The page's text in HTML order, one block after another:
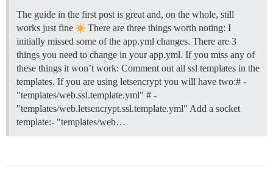
The guide in the first post is great and, on the whole, still
works just fine
There are three things worth noting: I
initially missed some of the app.yml changes. There are 3
things you need to change in your app.yml. If you miss any of
these things it won’t work: Comment out all ssl templates in the
templates. If you are using letsencrypt you will have two:# -
"templates/web.ssl.template.yml" # -
"templates/web.letsencrypt.ssl.template.yml" Add a socket
template:- "templates/web…